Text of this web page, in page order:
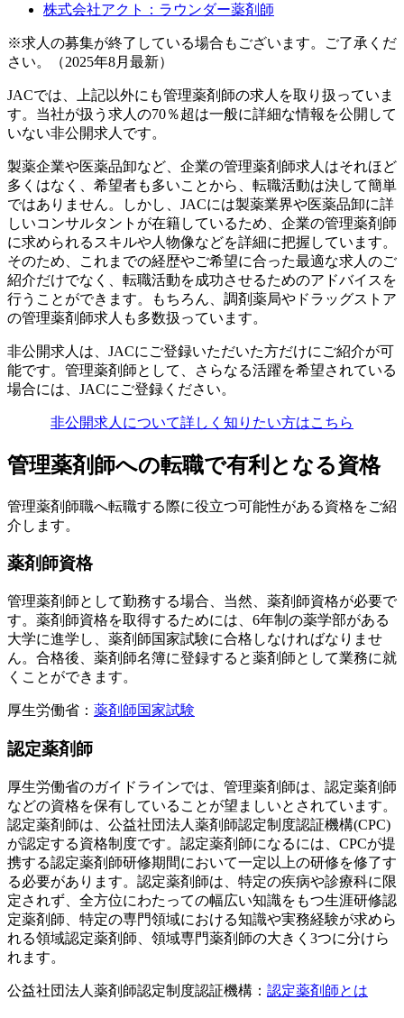
株式会社アクト：ラウンダー薬剤師
※求人の募集が終了している場合もございます。ご了承くだ
さい。（2025年8月最新）
JACでは、上記以外にも管理薬剤師の求人を取り扱っていま
す。当社が扱う求人の70％超は一般に詳細な情報を公開して
いない非公開求人です。
製薬企業や医薬品卸など、企業の管理薬剤師求人はそれほど
多くはなく、希望者も多いことから、転職活動は決して簡単
ではありません。しかし、JACには製薬業界や医薬品卸に詳
しいコンサルタントが在籍しているため、企業の管理薬剤師
に求められるスキルや人物像などを詳細に把握しています。
そのため、これまでの経歴やご希望に合った最適な求人のご
紹介だけでなく、転職活動を成功させるためのアドバイスを
行うことができます。もちろん、調剤薬局やドラッグストア
の管理薬剤師求人も多数扱っています。
非公開求人は、JACにご登録いただいた方だけにご紹介が可
能です。管理薬剤師として、さらなる活躍を希望されている
場合には、JACにご登録ください。
非公開求人について詳しく知りたい方はこちら
管理薬剤師への転職で有利となる資格
管理薬剤師職へ転職する際に役立つ可能性がある資格をご紹
介します。
薬剤師資格
管理薬剤師として勤務する場合、当然、薬剤師資格が必要で
す。薬剤師資格を取得するためには、6年制の薬学部がある
大学に進学し、薬剤師国家試験に合格しなければなりませ
ん。合格後、薬剤師名簿に登録すると薬剤師として業務に就
くことができます。
厚生労働省： 薬剤師国家試験
認定薬剤師
厚生労働省のガイドラインでは、管理薬剤師は、認定薬剤師
などの資格を保有していることが望ましいとされています。
認定薬剤師は、公益社団法人薬剤師認定制度認証機構(CPC)
が認定する資格制度です。認定薬剤師になるには、CPCが提
携する認定薬剤師研修期間において一定以上の研修を修了す
る必要があります。認定薬剤師は、特定の疾病や診療科に限
定されず、全方位にわたっての幅広い知識をもつ生涯研修認
定薬剤師、特定の専門領域における知識や実務経験が求めら
れる領域認定薬剤師、領域専門薬剤師の大きく3つに分けら
れます。
公益社団法人薬剤師認定制度認証機構： 認定薬剤師とは